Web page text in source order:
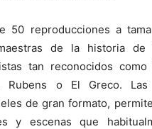
50 reproducciones a
de la historia de
tan reconocidos como
Rubens o El Greco. Las
de gran formato,
y escenas que